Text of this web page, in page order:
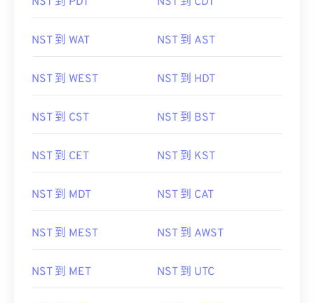
NST 到 WAT NST 到 AST
NST 到 WEST NST 到 HDT
NST 到 CST NST 到 BST
NST 到 CET NST 到 KST
NST 到 MDT NST 到 CAT
NST 到 MEST NST 到 AWST
NST 到 MET NST 到 UTC